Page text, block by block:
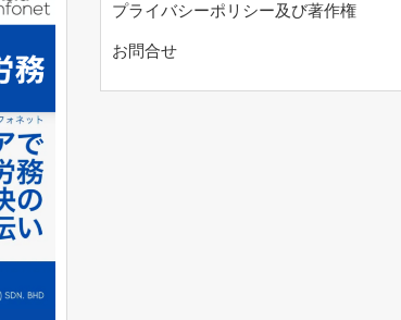
プライバシーポリシー及び著作権
お問合せ